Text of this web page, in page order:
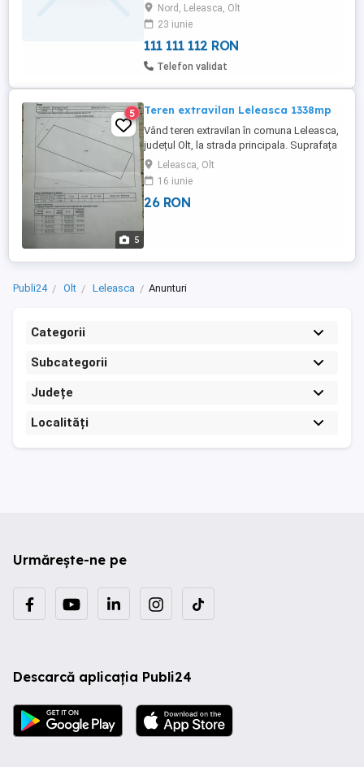
producție mică prefabricate din beton
,lemn,,fast-food,colectare -
prelucrare.produse autohtone,pensiune, ...
Nord, Leleasca, Olt
23 iunie
111 111 112 RON
Telefon validat
5
5 Teren extravilan Leleasca 1338mp
Vând teren extravilan în comuna Leleasca,
județul Olt, la strada principala. Suprafața
este de 1338mp. Prețul este negociabil.
Telefon:
Leleasca, Olt
16 iunie
26 RON
Publi24 Olt Leleasca Anunturi
Categorii
Subcategorii
Județe
Localități
Urmărește-ne pe
Descarcă aplicația Publi24